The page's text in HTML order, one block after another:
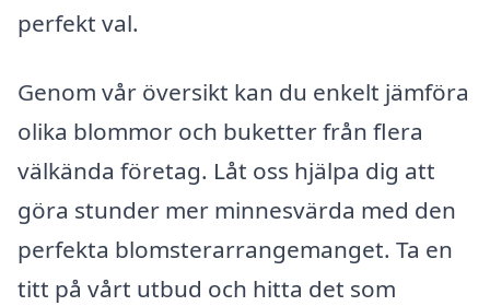
perfekt val.
Genom vår översikt kan du enkelt jämföra
olika blommor och buketter från flera
välkända företag. Låt oss hjälpa dig att
göra stunder mer minnesvärda med den
perfekta blomsterarrangemanget. Ta en
titt på vårt utbud och hitta det som